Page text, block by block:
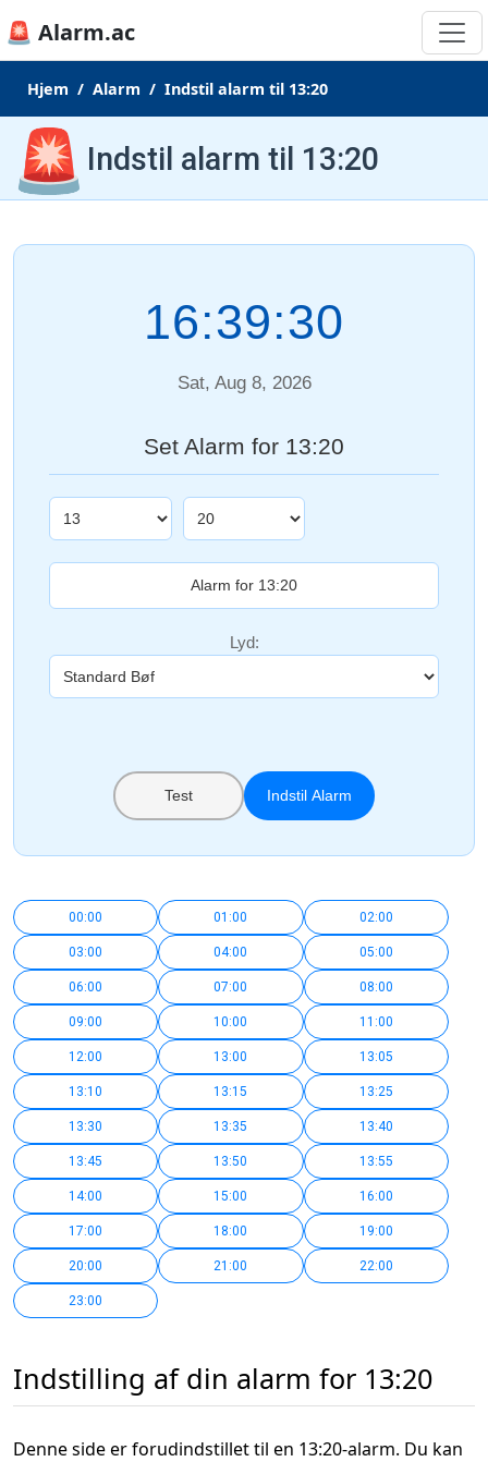
🚨 Alarm.ac
Hjem Alarm Indstil alarm til 13:20
🚨 Indstil alarm til 13:20
16:39:30
Sat, Aug 8, 2026
Set Alarm for 13:20
Lyd:
Test Indstil Alarm
00:00 01:00 02:00
03:00 04:00 05:00
06:00 07:00 08:00
09:00 10:00 11:00
12:00 13:00 13:05
13:10 13:15 13:25
13:30 13:35 13:40
13:45 13:50 13:55
14:00 15:00 16:00
17:00 18:00 19:00
20:00 21:00 22:00
23:00
Indstilling af din alarm for 13:20
Denne side er forudindstillet til en 13:20-alarm. Du kan